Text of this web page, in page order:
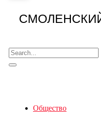
СМОЛЕНСКИЙ
Общество